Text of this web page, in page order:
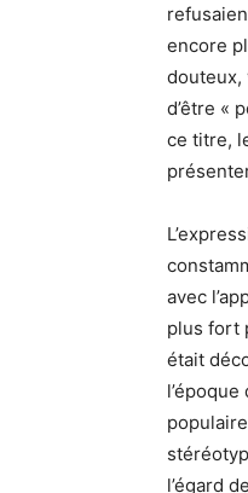
encore
douteux,
d’être «
ce titre,
avec
plus fort
était
l’égard